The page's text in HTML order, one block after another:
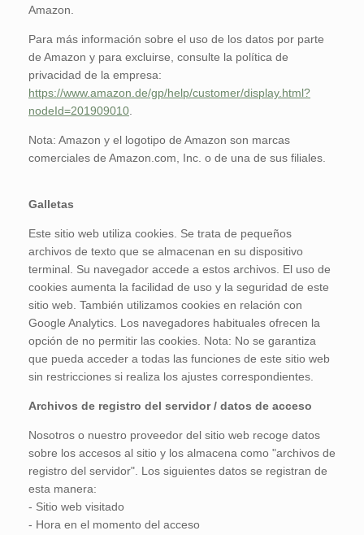
Amazon.
Para más información sobre el uso de los datos por parte
de Amazon y para excluirse, consulte la política de
privacidad de la empresa:
https://www.amazon.de/gp/help/customer/display.html?
nodeId=201909010
Nota: Amazon y el logotipo de Amazon son marcas
comerciales de Amazon.com, Inc. o de una de sus filiales.
Galletas
Este sitio web utiliza cookies. Se trata de pequeños
archivos de texto que se almacenan en su dispositivo
terminal. Su navegador accede a estos archivos. El uso de
cookies aumenta la facilidad de uso y la seguridad de este
sitio web. También utilizamos cookies en relación con
Google Analytics. Los navegadores habituales ofrecen la
opción de no permitir las cookies. Nota: No se garantiza
que pueda acceder a todas las funciones de este sitio web
sin restricciones si realiza los ajustes correspondientes.
Archivos de registro del servidor / datos de acceso
Nosotros o nuestro proveedor del sitio web recoge datos
sobre los accesos al sitio y los almacena como "archivos de
registro del servidor". Los siguientes datos se registran de
esta manera:
- Sitio web visitado
- Hora en el momento del acceso